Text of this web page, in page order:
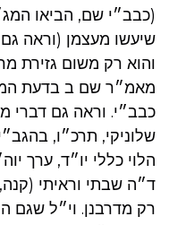
(כבב״י שם, הביאו
שיעשו מעצמן (וראה
והוא רק משום גזירת
מאמ״ר שם ב בדעת
כבב״י. וראה גם דברי
שלוניקי, תרכ״ו,
הלוי כללי יו״ד, ערך
ד״ה שבתי וראיתי
רק מדרבנן. וי״ל שגם